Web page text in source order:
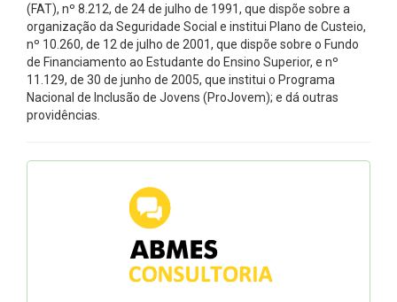
(FAT), nº 8.212, de 24 de julho de 1991, que dispõe sobre a
organização da Seguridade Social e institui Plano de Custeio,
nº 10.260, de 12 de julho de 2001, que dispõe sobre o Fundo
de Financiamento ao Estudante do Ensino Superior, e nº
11.129, de 30 de junho de 2005, que institui o Programa
Nacional de Inclusão de Jovens (ProJovem); e dá outras
providências.